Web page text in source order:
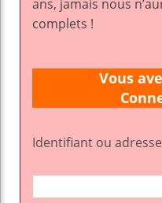
ans, jamais nous
complets !
Vous
Identifiant ou